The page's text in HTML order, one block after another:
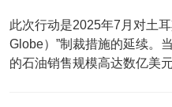
此次行动是2025年7月对土
Globe）”制裁措施的延续。
的石油销售规模高达数亿美元